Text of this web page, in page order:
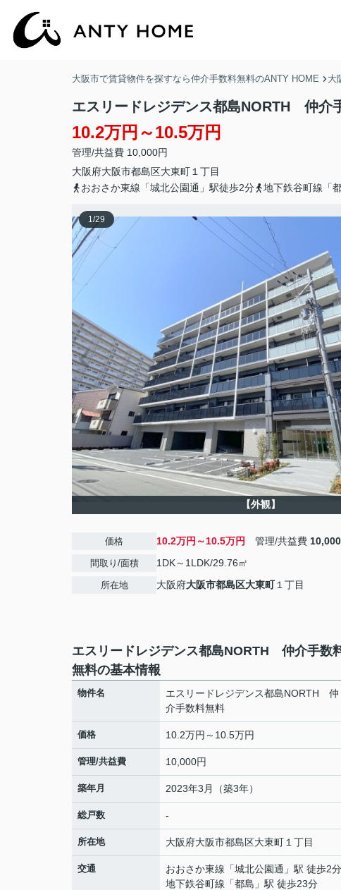
大阪市で賃貸物件を探すなら仲介手数料無料のANTY HOME 大
エスリードレジデンス都島NORTH 仲介
10.2万円～10.5万円
管理/共益費 10,000円
大阪府大阪市都島区大東町 １丁目
おおさか東線「城北公園通」駅徒歩2分
地下鉄谷町線「
1/29
【外観】
価格 10.2万円～10.5万円 管理/共益費
間取り/面積 1DK～1LDK/29.76㎡
所在地 大阪府大阪市都島区大東町１丁目
エスリードレジデンス都島NORTH 仲介手数
無料の基本情報
物件名
エスリードレジデンス都島NORTH 仲
介手数料無料
価格 10.2万円～10.5万円
管理/共益費 10,000円
築年月 2023年3月（築3年）
総戸数 -
所在地 大阪府大阪市都島区大東町 １丁目
交通 おおさか東線 「城北公園通 」駅 徒歩2分
地下鉄谷町線 「都島 」駅 徒歩23分